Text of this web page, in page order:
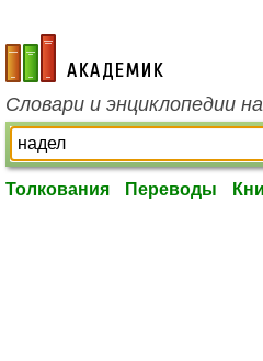
academic.ru
Словари и энциклопедии
Толкования Переводы